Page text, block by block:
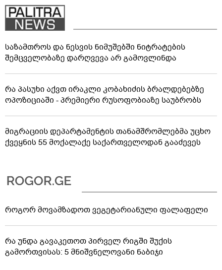
საზამთროს და ნესვის ნიმუშებში ნიტრატების
შემცველობაზე დარღვევა არ გამოვლინდა
რა პასუხი აქვთ ირაკლი კობახიძის ბრალდებებზე
ოპოზიციაში - პრემიერი რუსოფობიაზე საუბრობს
მიგრაციის დეპარტამენტის თანამშრომლებმა უცხო
ქვეყნის 55 მოქალაქე საქართველოდან გააძევეს
როგორ მოვამზადოთ ვეგეტარიანული ფალაფელი
რა უნდა გავაკეთოთ პირველ რიგში შუქის
გამორთვისას: 5 მნიშვნელოვანი ნაბიჯი